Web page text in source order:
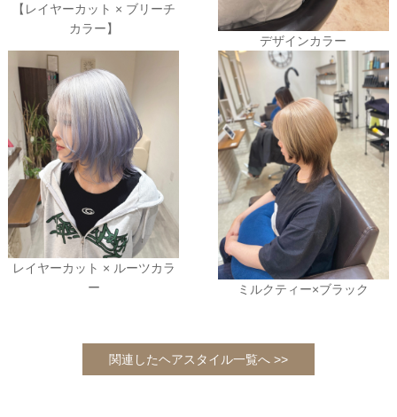
【レイヤーカット × ブリーチ
カラー】
デザインカラー
レイヤーカット × ルーツカラ
ー
ミルクティー×ブラック
関連したヘアスタイル一覧へ >>